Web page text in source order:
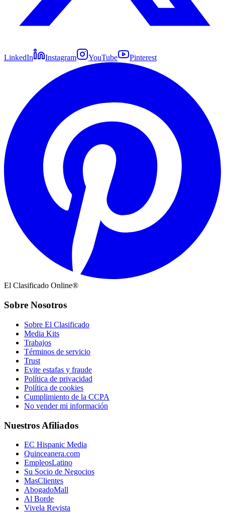
LinkedIn Instagram YouTube Pinterest
El Clasificado Online®
Sobre Nosotros
Sobre El Clasificado
Media Kits
Trabajos
Términos de servicio
Trust
Evite estafas y fraude
Política de privacidad
Política de cookies
Cumplimiento de la CCPA
No vender mi información
Nuestros Afiliados
EC Hispanic Media
Quinceanera.com
EmpleosLatino
Su Socio de Negocios
MasClientes
AbogadoMall
Al Borde
Vivela Revista